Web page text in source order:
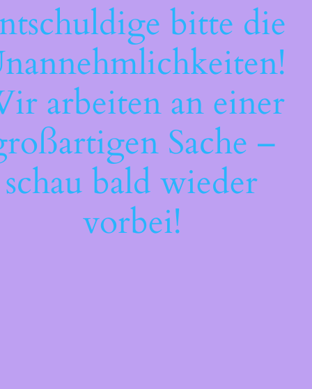
bitte die
arbeiten an einer
Sache –
schau bald wieder
vorbei!